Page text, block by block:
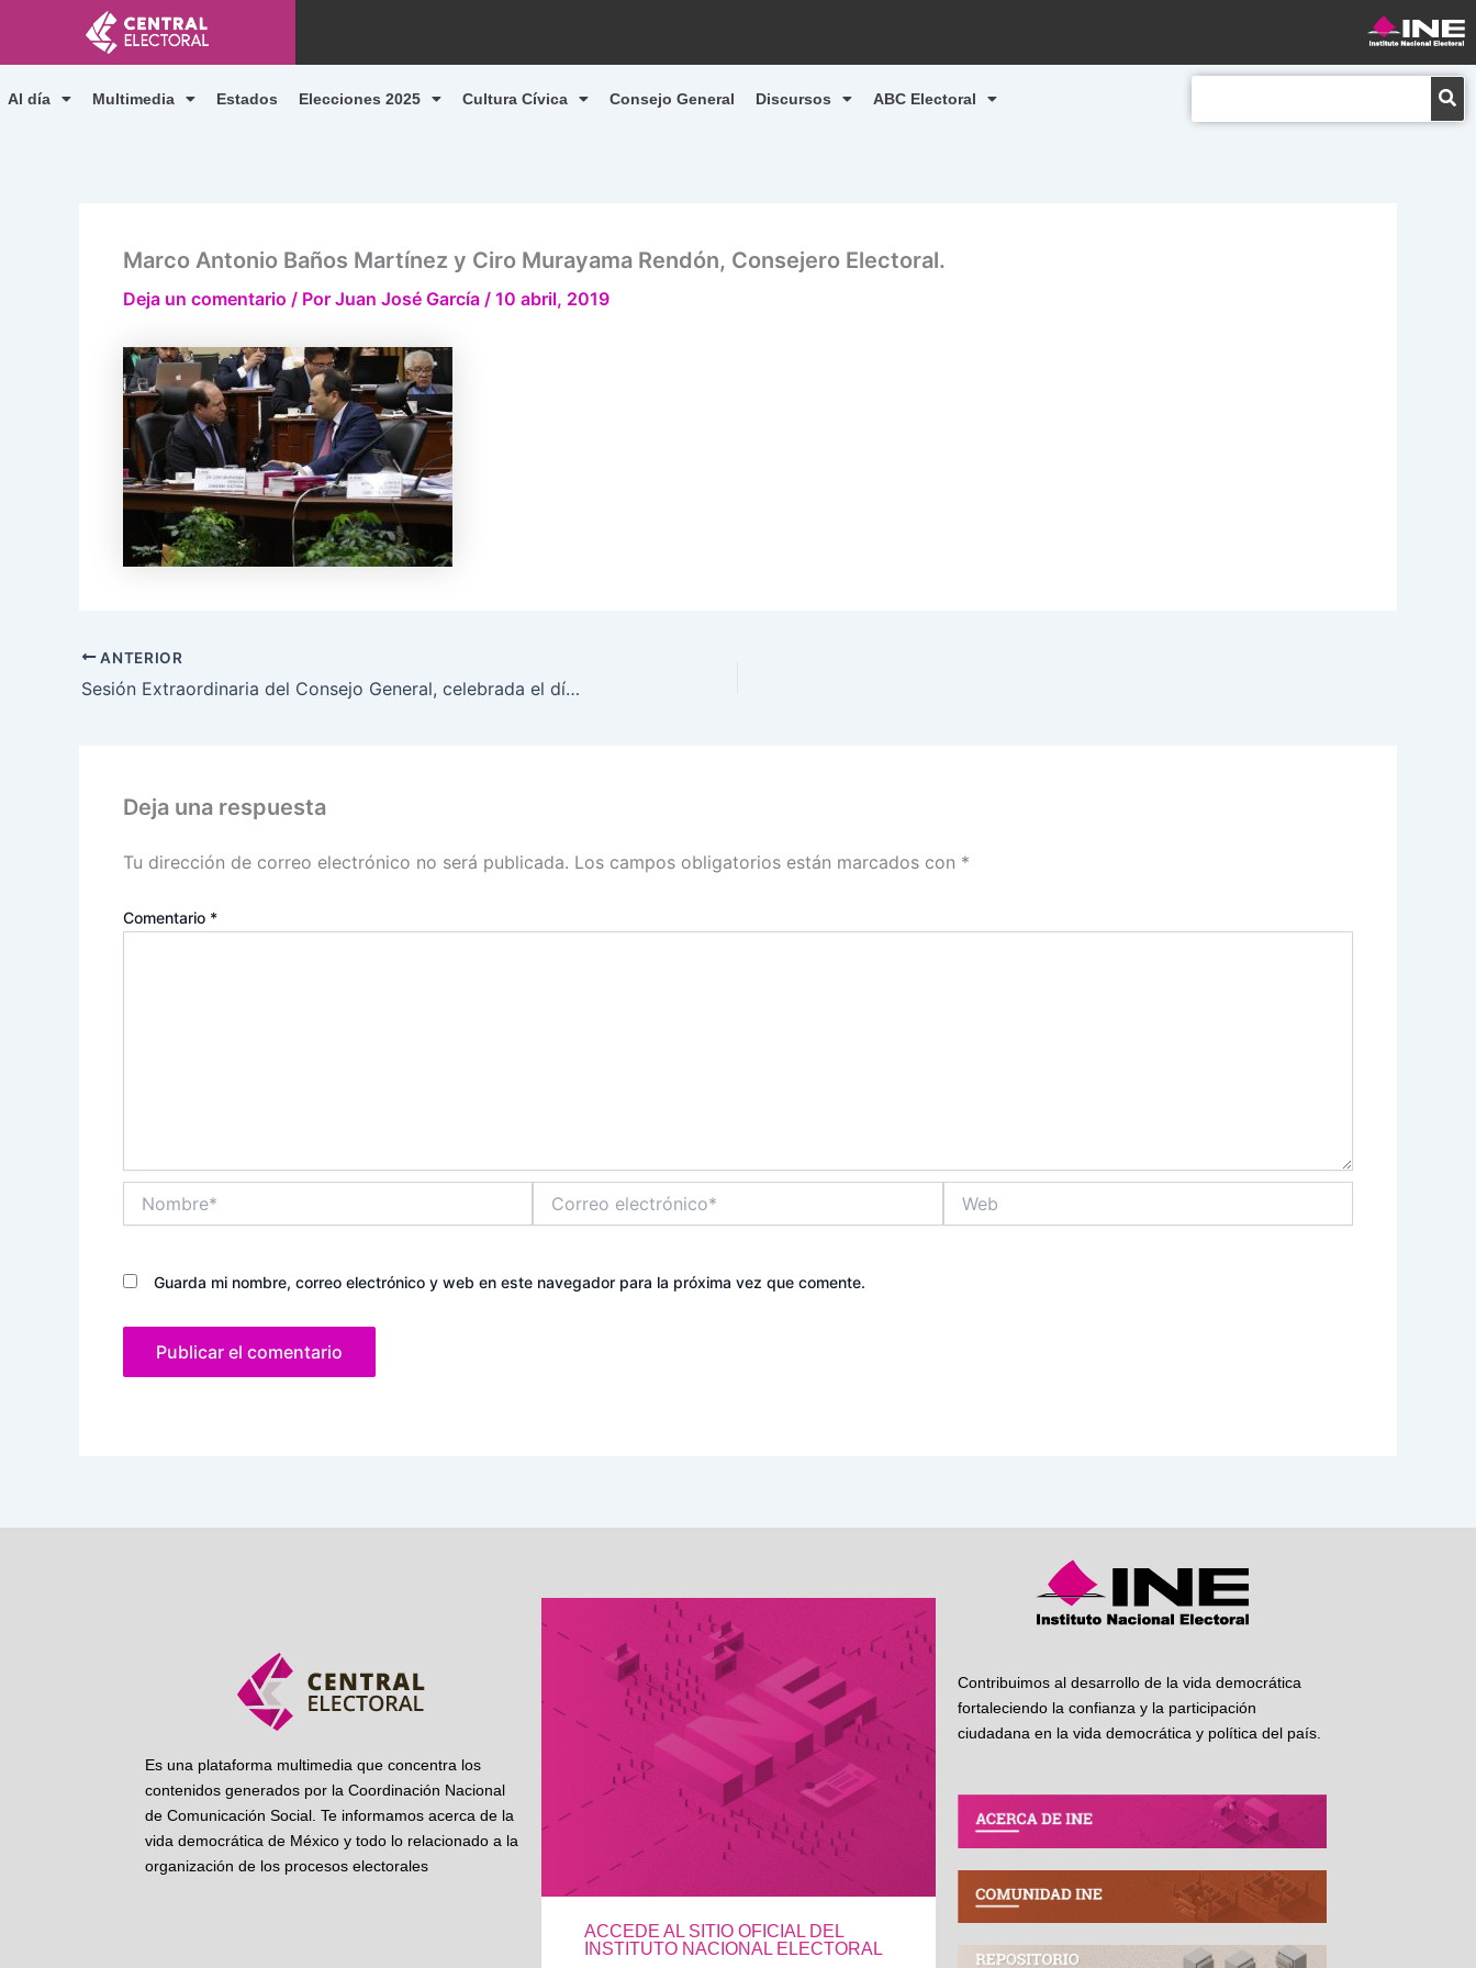
contenido
Al día Multimedia Estados Elecciones 2025 Cultura Cívica Consejo General Discursos ABC Electoral
Marco Antonio Baños Martínez y Ciro Murayama Rendón, Consejero Electoral.
Deja un comentario / Por Juan José García / 10 abril, 2019
ANTERIOR
Sesión Extraordinaria del Consejo General, celebrada el día 10 de abril de 2019
Deja una respuesta
Tu dirección de correo electrónico no será publicada. Los campos obligatorios están marcados con *
Comentario *
electrónico*
Guarda mi nombre, correo electrónico y web en este navegador para la próxima vez que comente.
Es una plataforma multimedia que concentra los
contenidos generados por la Coordinación Nacional
de Comunicación Social. Te informamos acerca de la
vida democrática de México y todo lo relacionado a la
organización de los procesos electorales
ACCEDE AL SITIO OFICIAL DEL
INSTITUTO NACIONAL ELECTORAL
Contribuimos al desarrollo de la vida democrática
fortaleciendo la confianza y la participación
ciudadana en la vida democrática y política del país.